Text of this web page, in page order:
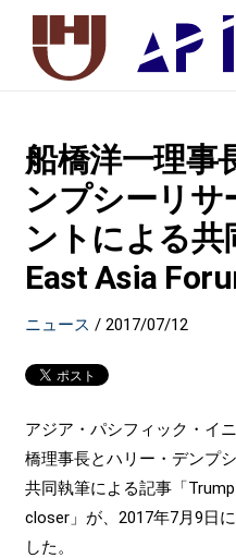
船橋洋一理事
ンプシーリサ
ントによる共
East Asia
ニュース /2017/07/12
アジア・パシフィック・イ
橋理事長とハリー・デンプ
共同執筆による記事「
closer」が、2017年7月9日
した。